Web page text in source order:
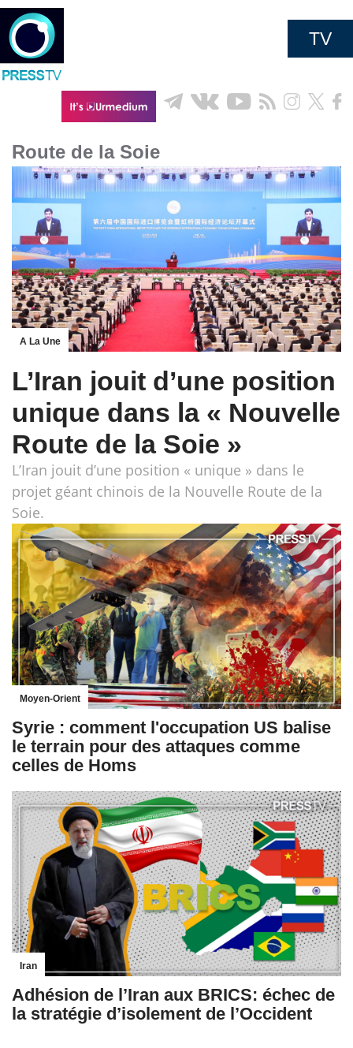
TV
Route de la Soie
A La Une
L’Iran jouit d’une position
unique dans la « Nouvelle
Route de la Soie »
L’Iran jouit d’une position « unique » dans le
projet géant chinois de la Nouvelle Route de la
Soie.
Moyen-Orient
Syrie : comment l'occupation US balise
le terrain pour des attaques comme
celles de Homs
Iran
Adhésion de l’Iran aux BRICS: échec de
la stratégie d’isolement de l’Occident